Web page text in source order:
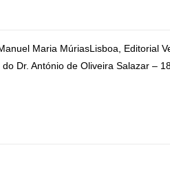
Maria MúriasLisboa, Editorial
Dr. António de Oliveira Salazar –